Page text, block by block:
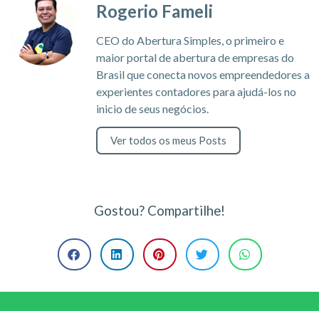
Rogerio Fameli
CEO do Abertura Simples, o primeiro e
maior portal de abertura de empresas do
Brasil que conecta novos empreendedores a
experientes contadores para ajudá-los no
inicio de seus negócios.
Ver todos os meus Posts
Gostou? Compartilhe!